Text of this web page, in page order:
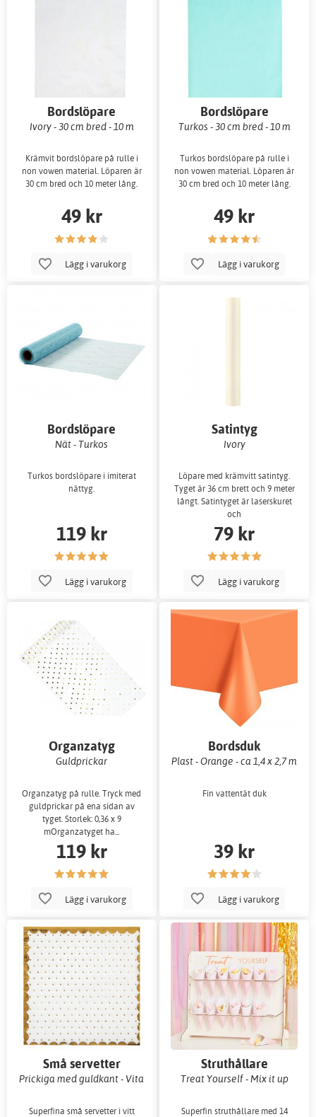
Bordslöpare
Ivory - 30 cm bred - 10 m
Krämvit bordslöpare på rulle i
non vowen material. Löparen är
30 cm bred och 10 meter lång.
49 kr
Lägg i varukorg
Bordslöpare
Turkos - 30 cm bred - 10 m
Turkos bordslöpare på rulle i
non vowen material. Löparen är
30 cm bred och 10 meter lång.
49 kr
Lägg i varukorg
Bordslöpare
Nät - Turkos
Turkos bordslöpare i imiterat
nättyg.
119 kr
Lägg i varukorg
Satintyg
Ivory
Löpare med krämvitt satintyg.
Tyget är 36 cm brett och 9 meter
långt. Satintyget är laserskuret
och
79 kr
Lägg i varukorg
Organzatyg
Guldprickar
Organzatyg på rulle. Tryck med
guldprickar på ena sidan av
tyget. Storlek: 0,36 x 9
mOrganzatyget ha...
119 kr
Lägg i varukorg
Bordsduk
Plast - Orange - ca 1,4 x 2,7 m
Fin vattentät duk
39 kr
Lägg i varukorg
Små servetter
Prickiga med guldkant - Vita
Superfina små servetter i vitt
Struthållare
Treat Yourself - Mix it up
Superfin struthållare med 14